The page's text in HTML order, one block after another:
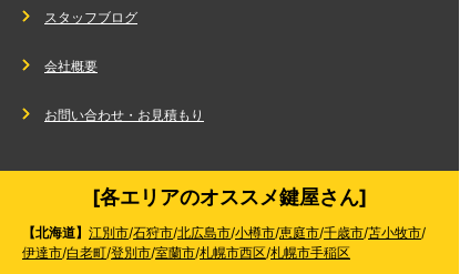
スタッフブログ
会社概要
お問い合わせ・お見積もり
[各エリアのオススメ鍵屋さん]
【北海道】 江別市/石狩市/北広島市/小樽市/恵庭市/千歳市/苫小牧市/
伊達市/白老町/登別市/室蘭市/札幌市西区/札幌市手稲区